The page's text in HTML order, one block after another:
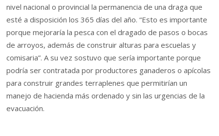
nivel nacional o provincial la permanencia de una draga que
esté a disposición los 365 días del año. “Esto es importante
porque mejoraría la pesca con el dragado de pasos o bocas
de arroyos, además de construir alturas para escuelas y
comisaria”. A su vez sostuvo que sería importante porque
podría ser contratada por productores ganaderos o apícolas
para construir grandes terraplenes que permitirían un
manejo de hacienda más ordenado y sin las urgencias de la
evacuación.